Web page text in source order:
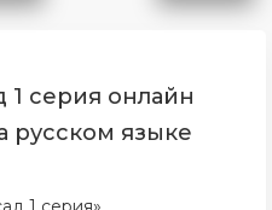
1 серия онлайн
русском языке